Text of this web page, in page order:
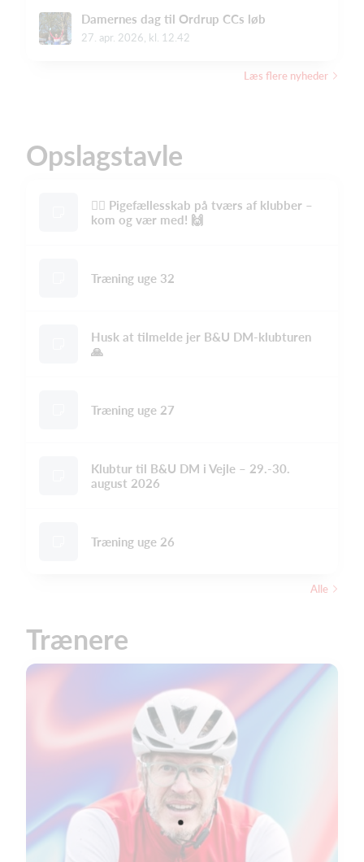
Damernes dag til Ordrup CCs løb
27. apr. 2026, kl. 12.42
Læs flere nyheder
Opslagstavle
🚴‍♀️ Pigefællesskab på tværs af klubber –
kom og vær med! 🙌
Træning uge 32
Husk at tilmelde jer B&U DM-klubturen
🙏
Træning uge 27
Klubtur til B&U DM i Vejle – 29.-30.
august 2026
Træning uge 26
Alle
Trænere